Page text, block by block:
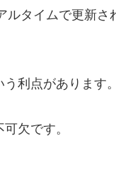
ルタイムで更新さ
利点があります。
欠です。